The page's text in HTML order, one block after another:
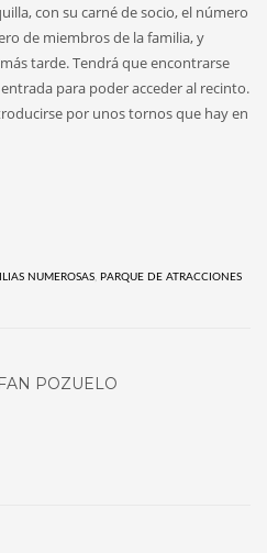
con su carné de socio, el número
de miembros de la familia, y
tarde. Tendrá que encontrarse
para poder acceder al recinto.
por unos tornos que hay en
NUMEROSAS
PARQUE DE ATRACCIONES
POZUELO